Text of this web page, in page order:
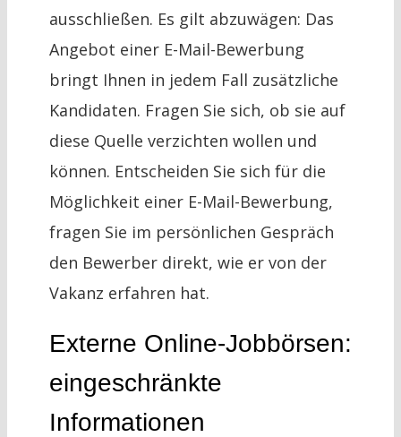
ausschließen. Es gilt abzuwägen: Das
Angebot einer E-Mail-Bewerbung
bringt Ihnen in jedem Fall zusätzliche
Kandidaten. Fragen Sie sich, ob sie auf
diese Quelle verzichten wollen und
können. Entscheiden Sie sich für die
Möglichkeit einer E-Mail-Bewerbung,
fragen Sie im persönlichen Gespräch
den Bewerber direkt, wie er von der
Vakanz erfahren hat.
Externe Online-Jobbörsen:
eingeschränkte
Informationen